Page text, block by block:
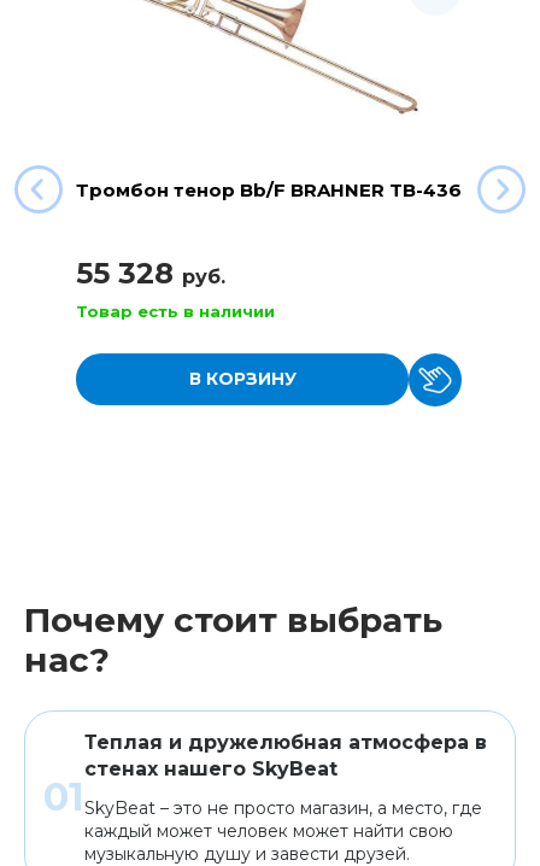
Тромбон тенор Bb/F BRAHNER TB-436
55 328 руб.
Товар есть в наличии
В КОРЗИНУ
Почему стоит выбрать
нас?
Теплая и дружелюбная атмосфера в
стенах нашего SkyBeat
SkyBeat – это не просто магазин, а место, где
каждый может человек может найти свою
музыкальную душу и завести друзей.